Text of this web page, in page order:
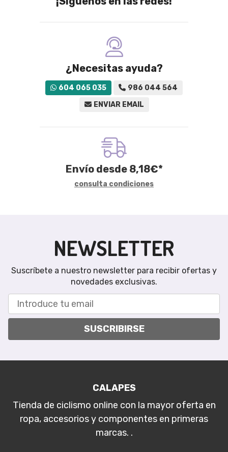
¿Necesitas ayuda?
604 065 035
986 044 564
ENVIAR EMAIL
Envío desde 8,18€*
consulta condiciones
NEWSLETTER
Suscríbete a nuestro newsletter para recibir ofertas y
novedades exclusivas.
SUSCRIBIRSE
CALAPES
Tienda de ciclismo online con la mayor oferta en
ropa, accesorios y componentes en primeras
marcas. .